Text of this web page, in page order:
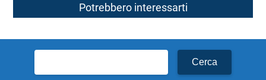
Potrebbero interessarti
per: